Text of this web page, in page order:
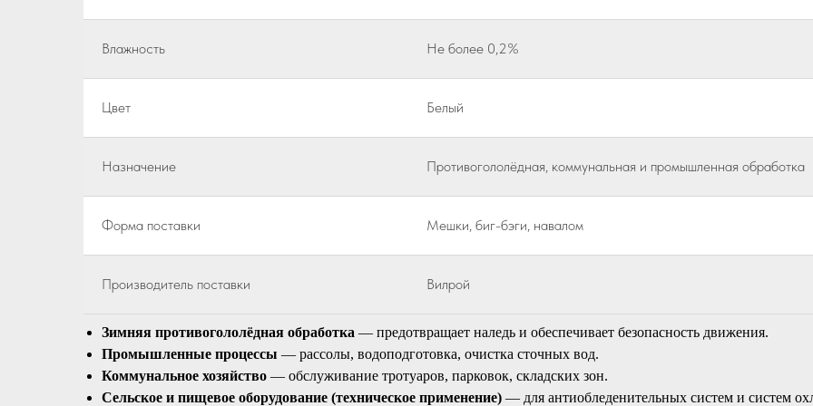
Влажность Не более 0,2%
Цвет Белый
Назначение Противогололёдная, коммунальная и промышленная обработка
Форма поставки Мешки, биг-бэги, навалом
Производитель поставки Вилрой
Зимняя противогололёдная обработка — предотвращает наледь и обеспечивает безопасность движения.
Промышленные процессы — рассолы, водоподготовка, очистка сточных вод.
Коммунальное хозяйство — обслуживание тротуаров, парковок, складских зон.
Сельское и пищевое оборудование (техническое применение) — для антиобледенительных систем и систем